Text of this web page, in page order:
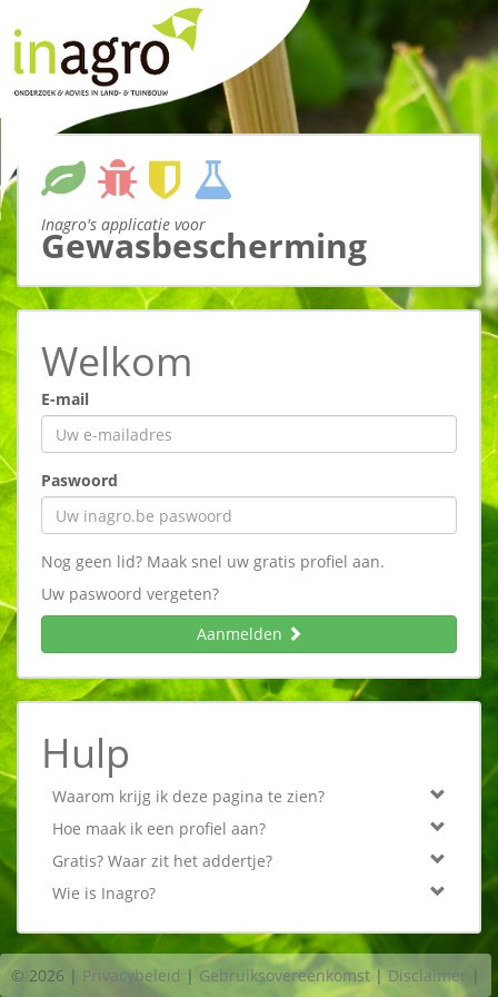
Inagro's applicatie voor
Gewasbescherming
Welkom
E-mail
Paswoord
Nog geen lid? Maak snel uw gratis profiel aan.
Uw paswoord vergeten?
Aanmelden
Hulp
Waarom krijg ik deze pagina te zien?
Hoe maak ik een profiel aan?
Gratis? Waar zit het addertje?
Wie is Inagro?
© 2026 | Privacybeleid | Gebruiksovereenkomst | Disclaimer |